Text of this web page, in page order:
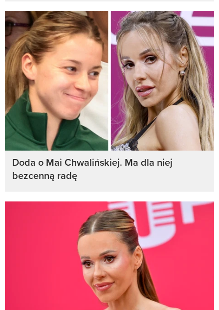
Doda o Mai Chwalińskiej. Ma dla niej
bezcenną radę